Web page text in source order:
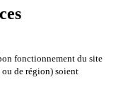
fonctionnement du site
ou de région) soient